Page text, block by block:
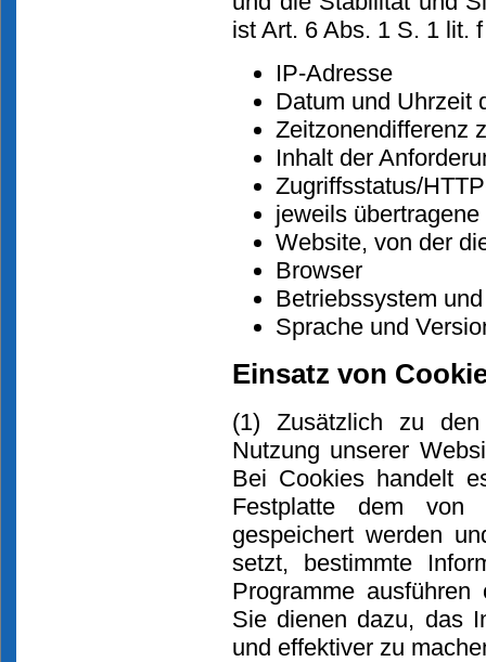
ist Art. 6 Abs. 1 S. 1 lit.
IP-Adresse
Datum und Uhrzeit
Zeitzonendifferenz
Inhalt der
Zugriffsstatus/
jeweils
Website, von der
Browser
Betriebssystem
Sprache und
Einsatz von
(1) Zusätzlich zu
Nutzung unserer
Bei Cookies handelt
Festplatte dem von
gespeichert werden
setzt, bestimmte
Programme
Sie dienen dazu, das
und effektiver zu